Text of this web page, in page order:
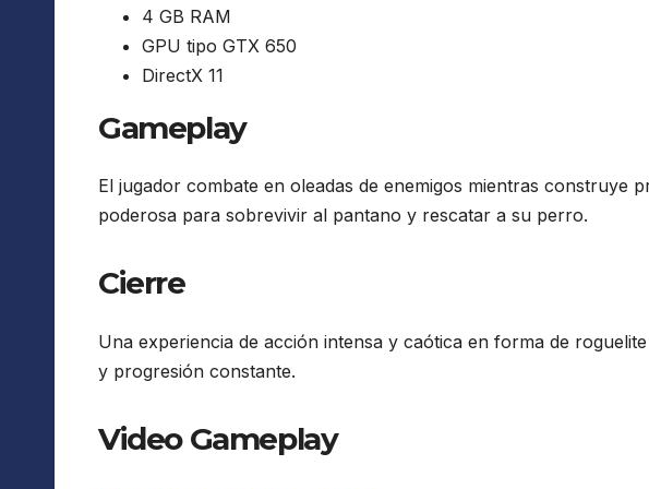
4 GB RAM
GPU tipo GTX 650
DirectX 11
Gameplay
El jugador combate en oleadas de enemigos mientras construye
poderosa para sobrevivir al pantano y rescatar a su perro.
Cierre
Una experiencia de acción intensa y caótica en forma de
y progresión constante.
Video Gameplay